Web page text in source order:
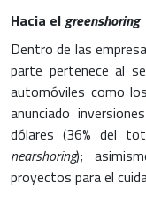
Hacia elgreenshoring
Dentro de las
parte pertenece al
automóviles como
anunciado
dólares (36% del
nearshoring);
proyectos para el